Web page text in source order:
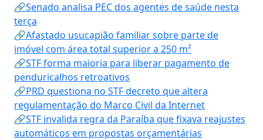
🔗Senado analisa PEC dos agentes de saúde nesta
terça
🔗Afastado usucapião familiar sobre parte de
imóvel com área total superior a 250 m²
🔗STF forma maioria para liberar pagamento de
penduricalhos retroativos
🔗PRD questiona no STF decreto que altera
regulamentação do Marco Civil da Internet
🔗STF invalida regra da Paraíba que fixava reajustes
automáticos em propostas orçamentárias